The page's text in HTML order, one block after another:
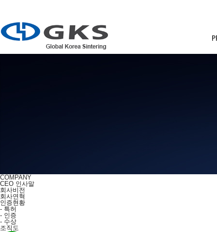
COMPANY
CEO 인사말
회사비전
회사연혁
인증현황
- 특허
- 인증
- 수상
조직도